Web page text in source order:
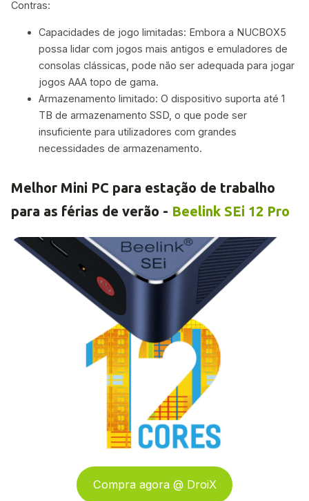
Contras:
Capacidades de jogo limitadas: Embora a NUCBOX5
possa lidar com jogos mais antigos e emuladores de
consolas clássicas, pode não ser adequada para jogar
jogos AAA topo de gama.
Armazenamento limitado: O dispositivo suporta até 1
TB de armazenamento SSD, o que pode ser
insuficiente para utilizadores com grandes
necessidades de armazenamento.
Melhor Mini PC para estação de trabalho
para as férias de verão - Beelink SEi 12 Pro
Compra agora @ DroiX